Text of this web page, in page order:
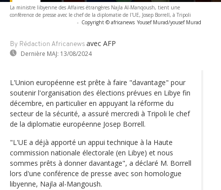
La ministre libyenne des Affaires étrangères Najla Al-Manqoush, tient une
conférence de presse avec le chef de la diplomatie de l'UE, Josep Borrell, à Tripoli
- Copyright © africanews Yousef Murad/yousef Murad
By Rédaction Africanews avec AFP
Dernière MAJ: 13/08/2024
L'Union européenne est prête à faire "davantage" pour
soutenir l'organisation des élections prévues en Libye fin
décembre, en particulier en appuyant la réforme du
secteur de la sécurité, a assuré mercredi à Tripoli le chef
de la diplomatie européenne Josep Borrell.
"L'UE a déjà apporté un appui technique à la Haute
commission nationale électorale (en Libye) et nous
sommes prêts à donner davantage", a déclaré M. Borrell
lors d'une conférence de presse avec son homologue
libyenne, Najla al-Mangoush.